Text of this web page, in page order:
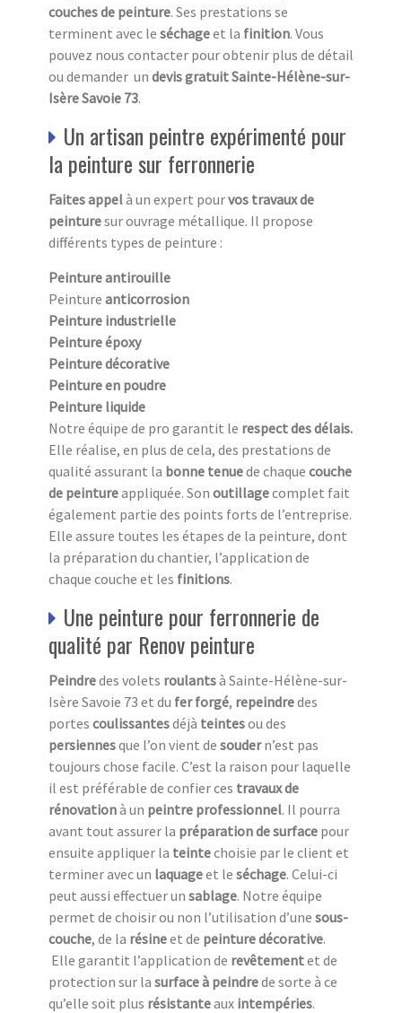
couches de peinture. Ses prestations se
terminent avec le séchageet la finition. Vous
pouvez nous contacter pour obtenir plus de détail
ou demander un devis gratuit Sainte-Hélène-sur-
Isère Savoie 73.
Un artisan peintre expérimenté pour
la peinture sur ferronnerie
Faites appelà un expert pourvos travaux de
peinturesur ouvrage métallique. Il propose
différents types de peinture :
Peinture antirouille
Peinture anticorrosion
Peinture industrielle
Peinture époxy
Peinture décorative
Peinture en poudre
Peinture liquide
Notre équipe de pro garantit le respect des délais.
Elle réalise, en plus de cela, des prestations de
qualité assurant la bonne tenuede chaque couche
de peintureappliquée. Son outillagecomplet fait
également partie des points forts de l’entreprise.
Elle assure toutes les étapes de la peinture, dont
la préparation du chantier, l’application de
chaque couche et les finitions.
Une peinture pour ferronnerie de
qualité par Renov peinture
Peindredes volets roulantsà Sainte-Hélène-sur-
Isère Savoie 73 et du fer forgé, repeindredes
portes coulissantesdéjà teintesou des
persiennesque l’on vient de soudern’est pas
toujours chose facile. C’est la raison pour laquelle
il est préférable de confier ces travaux de
rénovationà un peintre professionnel. Il pourra
avant tout assurer la préparation de surface pour
ensuite appliquer la teintechoisie par le client et
terminer avec un laquageet le séchage. Celui-ci
peut aussi effectuer un sablage. Notre équipe
permet de choisir ou non l’utilisation d’une sous-
couche, de la résineet de peinture décorative.
Elle garantit l’application de revêtementet de
protection sur la surface à peindrede sorte à ce
qu’elle soit plus résistanteaux intempéries.